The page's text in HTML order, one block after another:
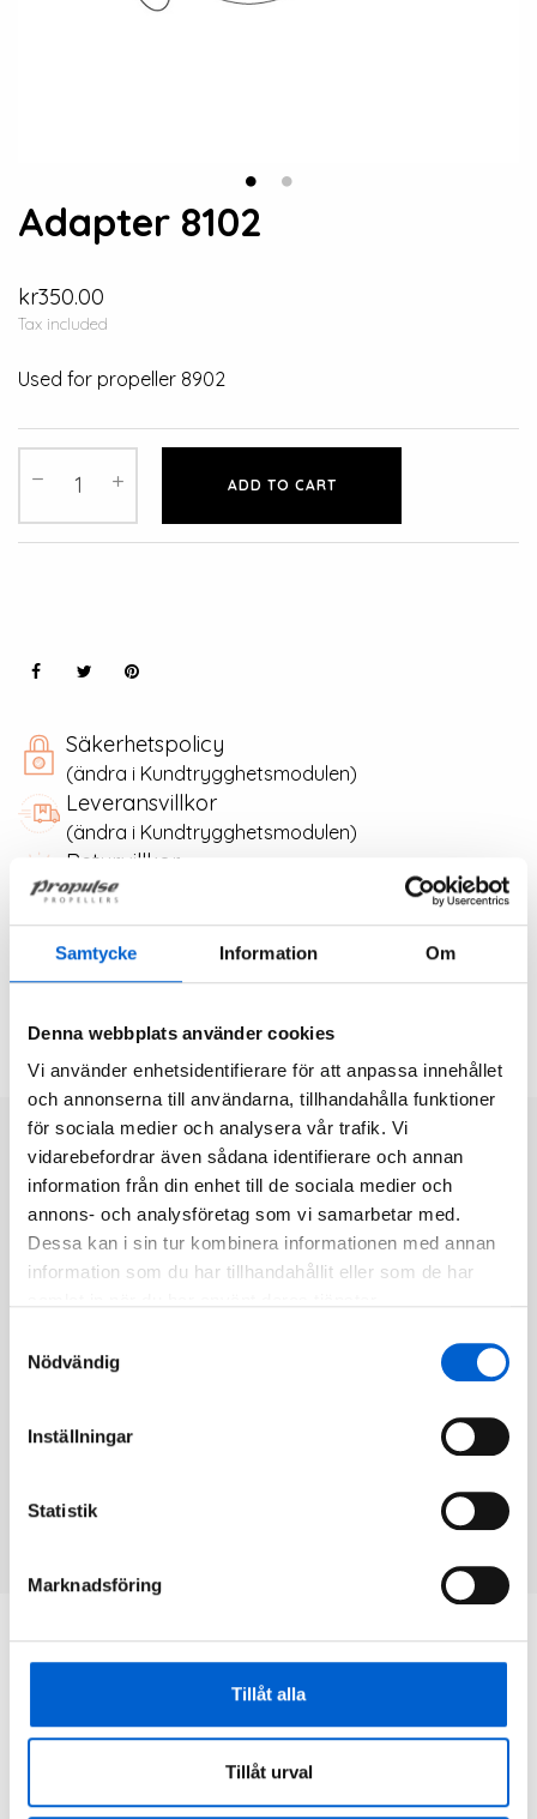
Samtycke Information Om
Denna webbplats använder cookies
Vi använder enhetsidentifierare för att anpassa innehållet
och annonserna till användarna, tillhandahålla funktioner
för sociala medier och analysera vår trafik. Vi
vidarebefordrar även sådana identifierare och annan
information från din enhet till de sociala medier och
annons- och analysföretag som vi samarbetar med.
Dessa kan i sin tur kombinera informationen med annan
information som du har tillhandahållit eller som de har
Nödvändig
Inställningar
Statistik
Marknadsföring
Tillåt alla
Tillåt urval
Adapter 8102
kr350.00
Tax included
Used for propeller 8902
ADD TO CART
Säkerhetspolicy
(ändra i Kundtrygghetsmodulen)
Leveransvillkor
(ändra i Kundtrygghetsmodulen)
Returvillkor
(ändra i Kundtrygghetsmodulen)
Ask Thomas
The propeller expert Thomas has extensive
around with a more or less defective or simply the
what to do about it. Ask our propeller expert Thomas
how your boat can get better with the right propeller.